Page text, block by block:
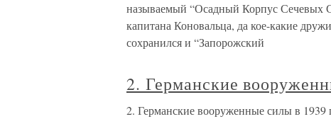
называемый “Осадный Корпус Сечевых
капитана Коновальца, да кое-какие
сохранился и “Запорожский
2. Германские
2. Германские вооруженные силы в